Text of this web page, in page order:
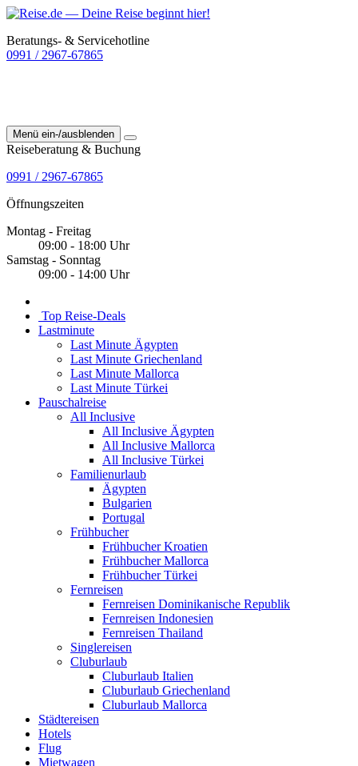
Beratungs- & Servicehotline
0991 / 2967-67865
Menü ein-/ausblenden
Reiseberatung & Buchung
0991 / 2967-67865
Öffnungszeiten
Montag - Freitag
09:00 - 18:00 Uhr
Samstag - Sonntag
09:00 - 14:00 Uhr
Top Reise-Deals
Lastminute
Last Minute Ägypten
Last Minute Griechenland
Last Minute Mallorca
Last Minute Türkei
Pauschalreise
All Inclusive
All Inclusive Ägypten
All Inclusive Mallorca
All Inclusive Türkei
Familienurlaub
Ägypten
Bulgarien
Portugal
Frühbucher
Frühbucher Kroatien
Frühbucher Mallorca
Frühbucher Türkei
Fernreisen
Fernreisen Dominikanische Republik
Fernreisen Indonesien
Fernreisen Thailand
Singlereisen
Cluburlaub
Cluburlaub Italien
Cluburlaub Griechenland
Cluburlaub Mallorca
Städtereisen
Hotels
Flug
Mietwagen